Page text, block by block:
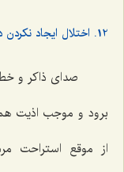
12. اختلال ایجاد نکردن در آرامش مردم
صدای ذاکر و
برود و موجب اذیت
از موقع استراحت